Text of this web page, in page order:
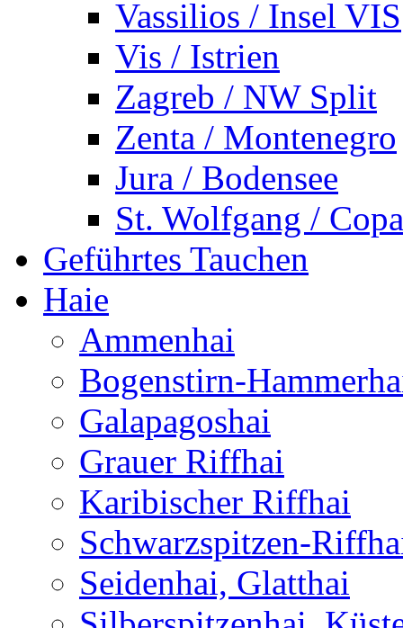
Vassilios / Insel VIS
Vis / Istrien
Zagreb / NW Split
Zenta / Montenegro
Jura / Bodensee
St. Wolfgang /
Geführtes Tauchen
Haie
Ammenhai
Bogenstirn-
Galapagoshai
Grauer Riffhai
Karibischer Riffhai
Schwarzspitzen-
Seidenhai, Glatthai